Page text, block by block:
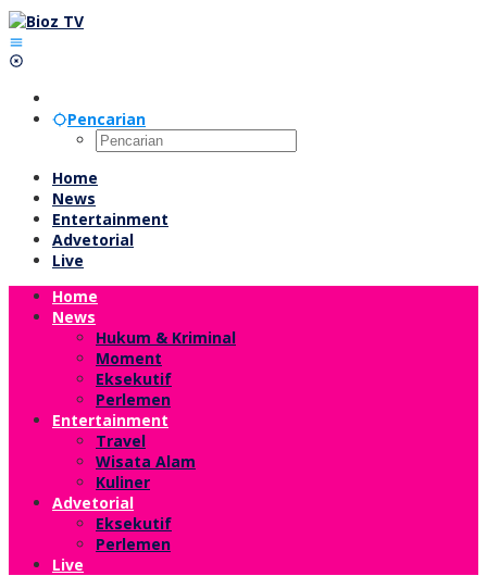
Lewati
ke
konten
Pencarian
Home
News
Entertainment
Advetorial
Live
Home
News
Hukum & Kriminal
Moment
Eksekutif
Perlemen
Entertainment
Travel
Wisata Alam
Kuliner
Advetorial
Eksekutif
Perlemen
Live